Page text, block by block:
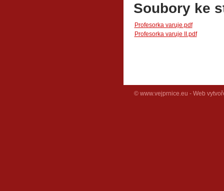
Soubory ke
Profesorka varuje.pdf
Profesorka varuje II.pdf
© www.vejprnice.eu - Web